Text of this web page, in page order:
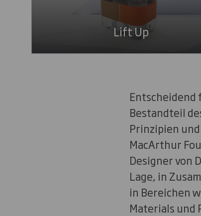
Lift Up
Entscheidend
Bestandteil
Prinzipien
MacArthur
Designer von
Lage, in
in Bereichen
Materials und